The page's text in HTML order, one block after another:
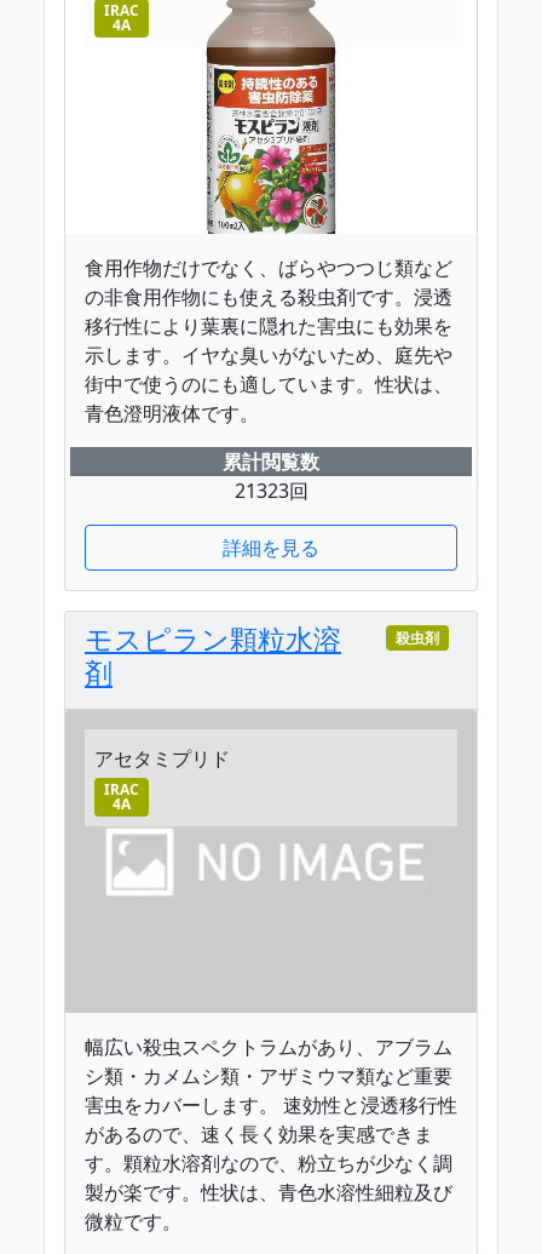
IRAC
4A
食用作物だけでなく、ばらやつつじ類など
の非食用作物にも使える殺虫剤です。浸透
移行性により葉裏に隠れた害虫にも効果を
示します。イヤな臭いがないため、庭先や
街中で使うのにも適しています。性状は、
青色澄明液体です。
累計閲覧数
21323回
詳細を見る
モスピラン顆粒水溶
剤
殺虫剤
アセタミプリド
IRAC
4A
幅広い殺虫スペクトラムがあり、アブラム
シ類・カメムシ類・アザミウマ類など重要
害虫をカバーします。 速効性と浸透移行性
があるので、速く長く効果を実感できま
す。顆粒水溶剤なので、粉立ちが少なく調
製が楽です。性状は、青色水溶性細粒及び
微粒です。